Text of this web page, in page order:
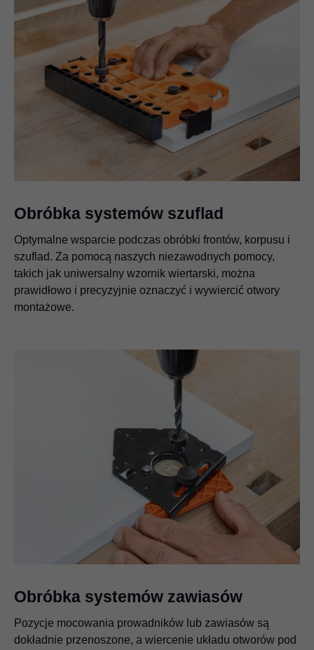
Obróbka systemów szuflad
Optymalne wsparcie podczas obróbki frontów, korpusu i
szuflad. Za pomocą naszych niezawodnych pomocy,
takich jak uniwersalny wzornik wiertarski, można
prawidłowo i precyzyjnie oznaczyć i wywiercić otwory
montażowe.
Obróbka systemów zawiasów
Pozycje mocowania prowadników lub zawiasów są
dokładnie przenoszone, a wiercenie układu otworów pod